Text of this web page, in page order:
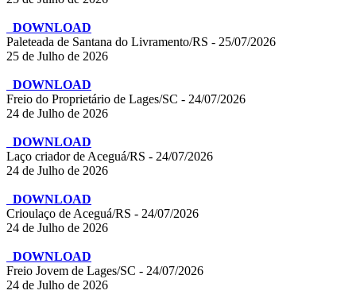
DOWNLOAD
Paleteada de Santana do Livramento/RS - 25/07/2026
25 de Julho de 2026
DOWNLOAD
Freio do Proprietário de Lages/SC - 24/07/2026
24 de Julho de 2026
DOWNLOAD
Laço criador de Aceguá/RS - 24/07/2026
24 de Julho de 2026
DOWNLOAD
Crioulaço de Aceguá/RS - 24/07/2026
24 de Julho de 2026
DOWNLOAD
Freio Jovem de Lages/SC - 24/07/2026
24 de Julho de 2026